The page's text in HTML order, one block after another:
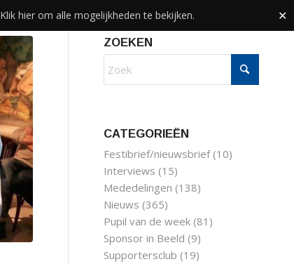
Klik hier om alle mogelijkheden te bekijken. ✕
ZOEKEN
CATEGORIEËN
Festibrief/nieuwsbrief(10)
Interviews (15)
Mededelingen (138)
Nieuws (365)
Pupil van de week(81)
Sponsor in Beeld (9)
Supportersclub (19)